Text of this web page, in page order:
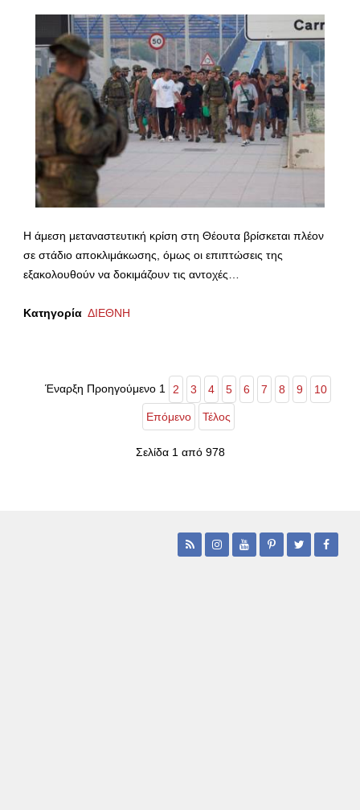
Η άμεση μεταναστευτική κρίση στη Θέουτα βρίσκεται πλέον
σε στάδιο αποκλιμάκωσης, όμως οι επιπτώσεις της
εξακολουθούν να δοκιμάζουν τις αντοχές…
Κατηγορία ΔΙΕΘΝΗ
Έναρξη Προηγούμενο 1 2 3 4 5 6 7 8 9 10
Επόμενο Τέλος
Σελίδα 1 από 978